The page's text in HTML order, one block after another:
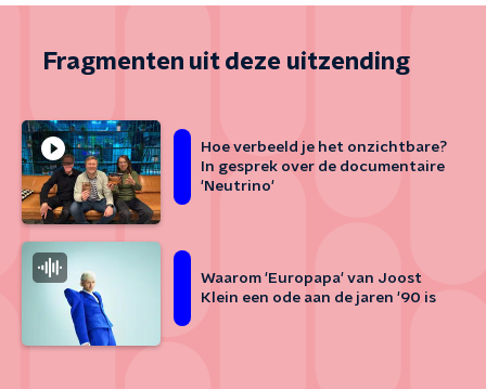
Fragmenten uit deze uitzending
Hoe verbeeld je het onzichtbare?
In gesprek over de documentaire
'Neutrino'
Waarom 'Europapa' van Joost
Klein een ode aan de jaren '90 is